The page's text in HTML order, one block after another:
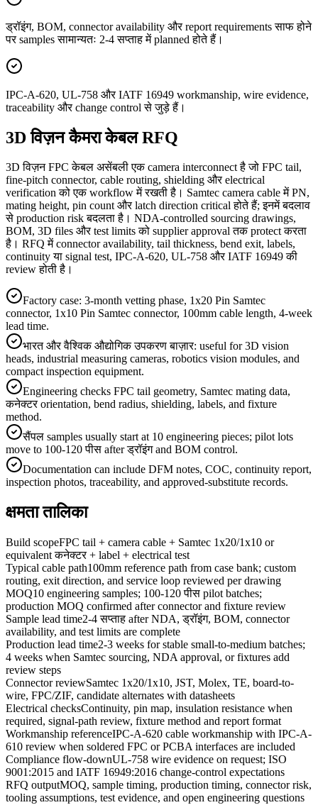
ड्रॉइंग, BOM, connector availability और report requirements साफ होने
पर samples सामान्यतः 2-4 सप्ताह में planned होते हैं।
IPC-A-620, UL-758 और IATF 16949 workmanship, wire evidence,
traceability और change control से जुड़े हैं।
3D विज़न कैमरा केबल RFQ
3D विज़न FPC केबल असेंबली एक camera interconnect है जो FPC tail,
fine-pitch connector, cable routing, shielding और electrical
verification को एक workflow में रखती है। Samtec camera cable में PN,
mating height, pin count और latch direction critical होते हैं; इनमें बदलाव
से production risk बदलता है। NDA-controlled sourcing drawings,
BOM, 3D files और test limits को supplier approval तक protect करता
है। RFQ में connector availability, tail thickness, bend exit, labels,
continuity या signal test, IPC-A-620, UL-758 और IATF 16949 की
review होती है।
Factory case: 3-month vetting phase, 1x20 Pin Samtec
connector, 1x10 Pin Samtec connector, 100mm cable length, 4-week
lead time.
भारत और वैश्विक औद्योगिक उपकरण बाज़ार: useful for 3D vision
heads, industrial measuring cameras, robotics vision modules, and
compact inspection equipment.
Engineering checks FPC tail geometry, Samtec mating data,
कनेक्टर orientation, bend radius, shielding, labels, and fixture
method.
सैंपल samples usually start at 10 engineering pieces; pilot lots
move to 100-120 पीस after ड्रॉइंग and BOM control.
Documentation can include DFM notes, COC, continuity report,
inspection photos, traceability, and approved-substitute records.
क्षमता तालिका
Build scopeFPC tail + camera cable + Samtec 1x20/1x10 or
equivalent कनेक्टर + label + electrical test
Typical cable path100mm reference path from case bank; custom
routing, exit direction, and service loop reviewed per drawing
MOQ10 engineering samples; 100-120 पीस pilot batches;
production MOQ confirmed after connector and fixture review
Sample lead time2-4 सप्ताह after NDA, ड्रॉइंग, BOM, connector
availability, and test limits are complete
Production lead time2-3 weeks for stable small-to-medium batches;
4 weeks when Samtec sourcing, NDA approval, or fixtures add
review steps
Connector reviewSamtec 1x20/1x10, JST, Molex, TE, board-to-
wire, FPC/ZIF, candidate alternates with datasheets
Electrical checksContinuity, pin map, insulation resistance when
required, signal-path review, fixture method and report format
Workmanship referenceIPC-A-620 cable workmanship with IPC-A-
610 review when soldered FPC or PCBA interfaces are included
Compliance flow-downUL-758 wire evidence on request; ISO
9001:2015 and IATF 16949:2016 change-control expectations
RFQ outputMOQ, sample timing, production timing, connector risk,
tooling assumptions, test evidence, and open engineering questions